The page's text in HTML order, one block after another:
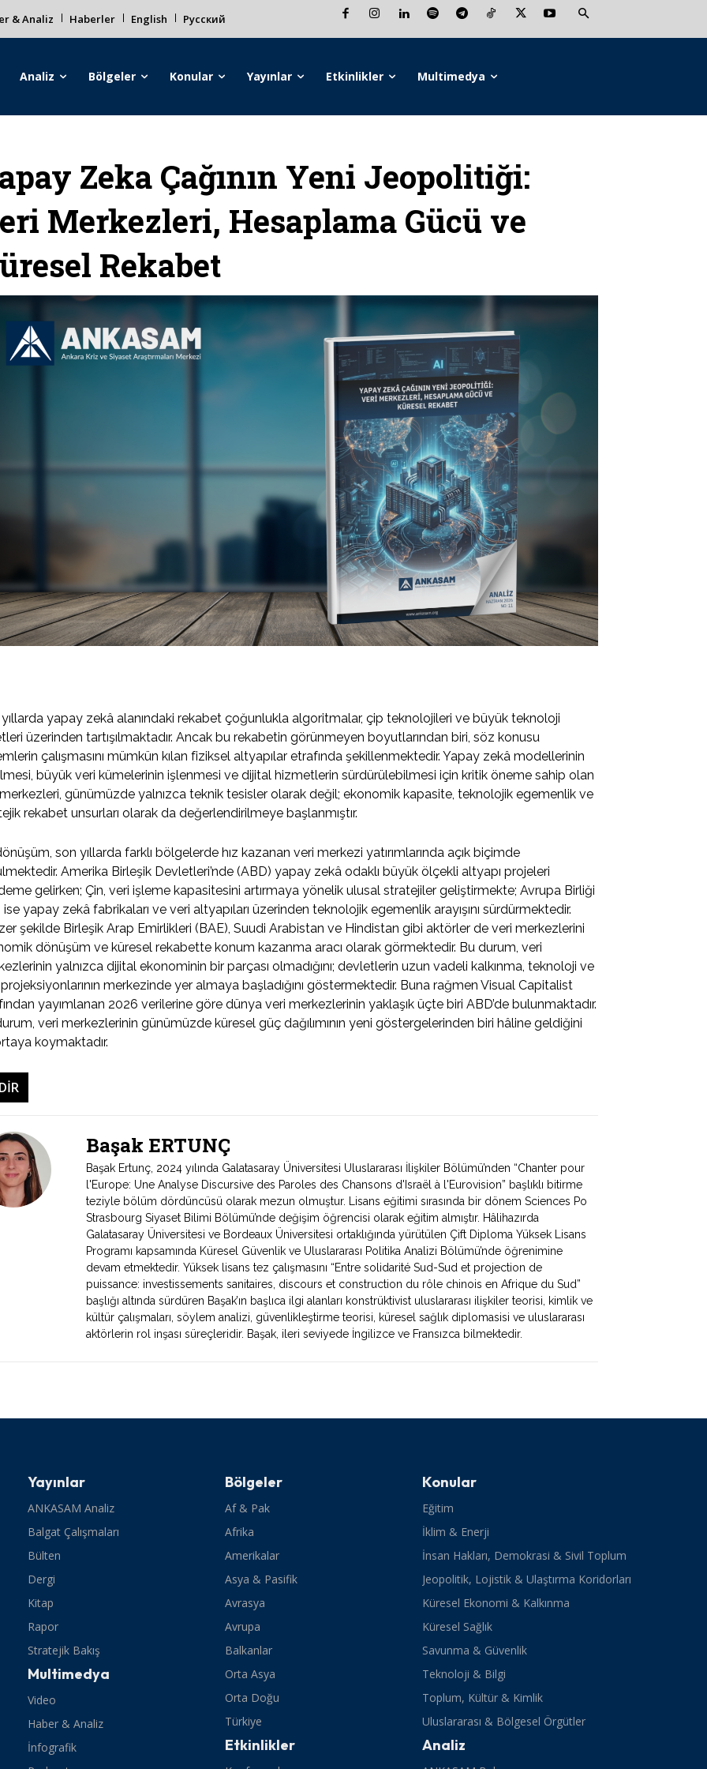
& Analiz Haberler English Русский
Analiz Bölgeler Konular Yayınlar Etkinlikler Multimedya
Zeka Çağının Yeni Jeopolitiği:
Merkezleri, Hesaplama Gücü ve
Rekabet
yapay zekâ alanındaki rekabet çoğunlukla algoritmalar, çip teknolojileri ve büyük teknoloji
üzerinden tartışılmaktadır. Ancak bu rekabetin görünmeyen boyutlarından biri, söz konusu
çalışmasını mümkün kılan fiziksel altyapılar etrafında şekillenmektedir. Yapay zekâ modellerinin
büyük veri kümelerinin işlenmesi ve dijital hizmetlerin sürdürülebilmesi için kritik öneme sahip olan
günümüzde yalnızca teknik tesisler olarak değil; ekonomik kapasite, teknolojik egemenlik ve
rekabet unsurları olarak da değerlendirilmeye başlanmıştır.
son yıllarda farklı bölgelerde hız kazanan veri merkezi yatırımlarında açık biçimde
Amerika Birleşik Devletleri’nde (ABD) yapay zekâ odaklı büyük ölçekli altyapı projeleri
gelirken; Çin, veri işleme kapasitesini artırmaya yönelik ulusal stratejiler geliştirmekte; Avrupa Birliği
ise yapay zekâ fabrikaları ve veri altyapıları üzerinden teknolojik egemenlik arayışını sürdürmektedir.
şekilde Birleşik Arap Emirlikleri (BAE), Suudi Arabistan ve Hindistan gibi aktörler de veri merkezlerini
dönüşüm ve küresel rekabette konum kazanma aracı olarak görmektedir. Bu durum, veri
yalnızca dijital ekonominin bir parçası olmadığını; devletlerin uzun vadeli kalkınma, teknoloji ve
merkezinde yer almaya başladığını göstermektedir. Buna rağmen Visual Capitalist
yayımlanan 2026 verilerine göre dünya veri merkezlerinin yaklaşık üçte biri ABD’de bulunmaktadır.
veri merkezlerinin günümüzde küresel güç dağılımının yeni göstergelerinden biri hâline geldiğini
koymaktadır.
Başak ERTUNÇ
Başak Ertunç, 2024 yılında Galatasaray Üniversitesi Uluslararası İlişkiler Bölümü’nden “Chanter pour
l'Europe: Une Analyse Discursive des Paroles des Chansons d'Israël à l'Eurovision” başlıklı bitirme
teziyle bölüm dördüncüsü olarak mezun olmuştur. Lisans eğitimi sırasında bir dönem Sciences Po
Strasbourg Siyaset Bilimi Bölümü’nde değişim öğrencisi olarak eğitim almıştır. Hâlihazırda
Galatasaray Üniversitesi ve Bordeaux Üniversitesi ortaklığında yürütülen Çift Diploma Yüksek Lisans
Programı kapsamında Küresel Güvenlik ve Uluslararası Politika Analizi Bölümü’nde öğrenimine
devam etmektedir. Yüksek lisans tez çalışmasını “Entre solidarité Sud-Sud et projection de
puissance: investissements sanitaires, discours et construction du rôle chinois en Afrique du Sud”
başlığı altında sürdüren Başak’ın başlıca ilgi alanları konstrüktivist uluslararası ilişkiler teorisi, kimlik ve
kültür çalışmaları, söylem analizi, güvenlikleştirme teorisi, küresel sağlık diplomasisi ve uluslararası
aktörlerin rol inşası süreçleridir. Başak, ileri seviyede İngilizce ve Fransızca bilmektedir.
Yayınlar
ANKASAM Analiz
Balgat Çalışmaları
Bülten
Dergi
Kitap
Rapor
Stratejik Bakış
Multimedya
Video
Haber & Analiz
İnfografik
Bölgeler
Af & Pak
Afrika
Amerikalar
Asya & Pasifik
Avrasya
Avrupa
Balkanlar
Orta Asya
Orta Doğu
Türkiye
Etkinlikler
Konular
Eğitim
İklim & Enerji
İnsan Hakları, Demokrasi & Sivil Toplum
Jeopolitik, Lojistik & Ulaştırma Koridorları
Küresel Ekonomi & Kalkınma
Küresel Sağlık
Savunma & Güvenlik
Teknoloji & Bilgi
Toplum, Kültür & Kimlik
Uluslararası & Bölgesel Örgütler
Analiz